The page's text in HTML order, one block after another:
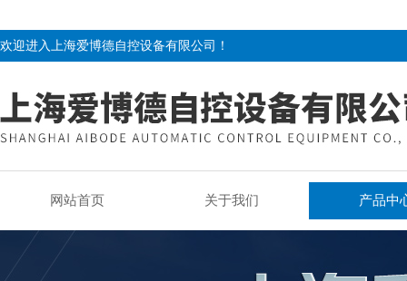
欢迎进入上海爱博德自控设备有限公司！
网站首页 关于我们 产品中